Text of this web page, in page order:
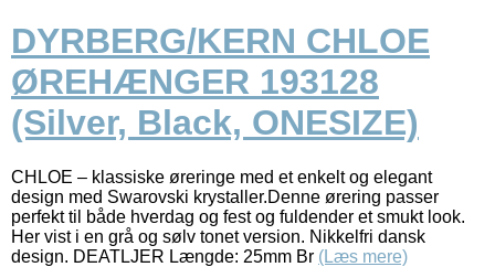
DYRBERG/KERN CHLOE
ØREHÆNGER 193128
(Silver, Black, ONESIZE)
CHLOE – klassiske øreringe med et enkelt og elegant
design med Swarovski krystaller.Denne ørering passer
perfekt til både hverdag og fest og fuldender et smukt look.
Her vist i en grå og sølv tonet version. Nikkelfri dansk
design. DEATLJER Længde: 25mm Br (Læs mere)